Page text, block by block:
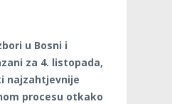
u Bosni i
za 4. listopada,
najzahtjevnije
procesu otkako